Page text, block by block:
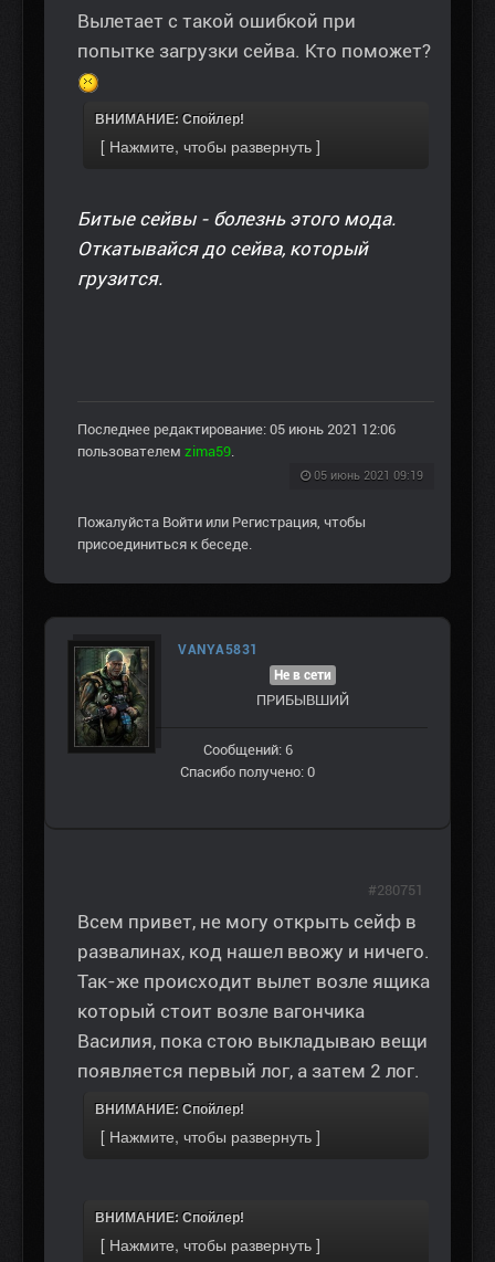
Вылетает с такой ошибкой при
попытке загрузки сейва. Кто поможет?
ВНИМАНИЕ: Спойлер!
Битые сейвы - болезнь этого мода.
Откатывайся до сейва, который
грузится.
Последнее редактирование: 05 июнь 2021 12:06
пользователем zima59.
05 июнь 2021 09:19
Пожалуйста Войти или Регистрация, чтобы
присоединиться к беседе.
VANYA5831
Не в сети
ПРИБЫВШИЙ
Сообщений: 6
Спасибо получено: 0
Всем привет, не могу открыть сейф в
развалинах, код нашел ввожу и ничего.
Так-же происходит вылет возле ящика
который стоит возле вагончика
Василия, пока стою выкладываю вещи
появляется первый лог, а затем 2 лог.
ВНИМАНИЕ: Спойлер!
ВНИМАНИЕ: Спойлер!
#280751